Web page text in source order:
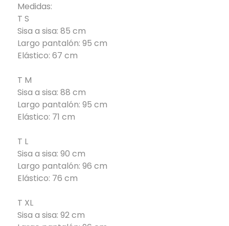
Medidas:
T S
Sisa a sisa: 85 cm
Largo pantalón: 95 cm
Elástico: 67 cm
T M
Sisa a sisa: 88 cm
Largo pantalón: 95 cm
Elástico: 71 cm
T L
Sisa a sisa: 90 cm
Largo pantalón: 96 cm
Elástico: 76 cm
T XL
Sisa a sisa: 92 cm